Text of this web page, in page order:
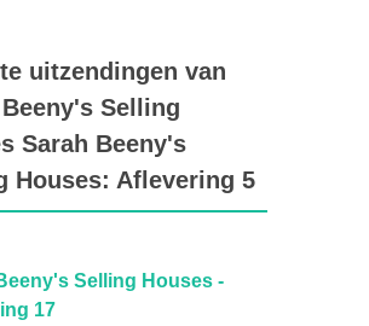
uitzendingen van
Selling
Sarah Beeny's
Houses: Aflevering 5
Selling Houses -
17